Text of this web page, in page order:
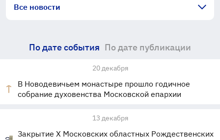
Все новости
По дате события По дате публикации
20 декабря
В Новодевичьем монастыре прошло годичное
собрание духовенства Московской епархии
13 декабря
Закрытие X Московских областных Рождественских